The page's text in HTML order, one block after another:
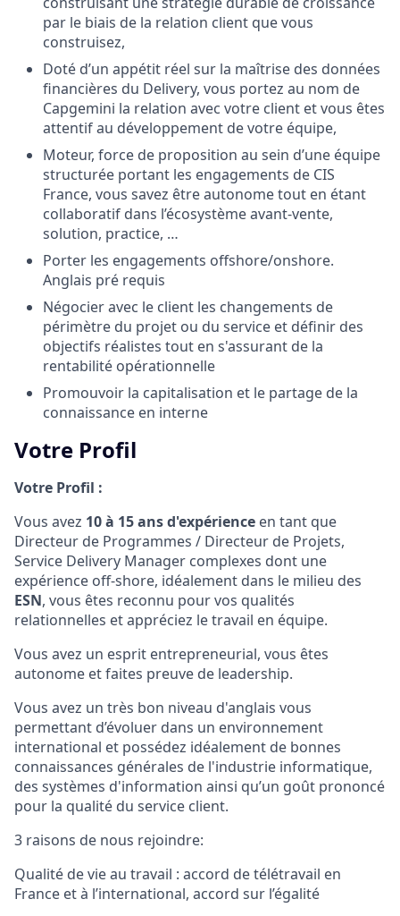
par le biais de la relation client que vous
construisez,
Doté d’un appétit réel sur la maîtrise des données
financières du Delivery, vous portez au nom de
Capgemini la relation avec votre client et vous êtes
attentif au développement de votre équipe,
Moteur, force de proposition au sein d’une équipe
structurée portant les engagements de CIS
France, vous savez être autonome tout en étant
collaboratif dans l’écosystème avant-vente,
solution, practice, …
Porter les engagements offshore/onshore.
Anglais pré requis
Négocier avec le client les changements de
périmètre du projet ou du service et définir des
objectifs réalistes tout en s'assurant de la
rentabilité opérationnelle
Promouvoir la capitalisation et le partage de la
connaissance en interne
Votre Profil
Votre Profil :
Vous avez 10 à 15 ans d'expérience en tant que
Directeur de Programmes / Directeur de Projets,
Service Delivery Manager complexes dont une
expérience off-shore, idéalement dans le milieu des
ESN, vous êtes reconnu pour vos qualités
relationnelles et appréciez le travail en équipe.
Vous avez un esprit entrepreneurial, vous êtes
autonome et faites preuve de leadership.
Vous avez un très bon niveau d'anglais vous
permettant d’évoluer dans un environnement
international et possédez idéalement de bonnes
connaissances générales de l'industrie informatique,
des systèmes d'information ainsi qu’un goût prononcé
pour la qualité du service client.
3 raisons de nous rejoindre:
Qualité de vie au travail : accord de télétravail en
France et à l’international, accord sur l’égalité